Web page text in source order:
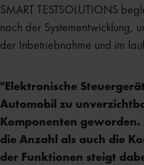
SMART TESTSOLUTIONS
nach der Systementwicklung,
der Inbetriebnahme und im
"Elektronische
Automobil zu
Komponenten geworden.
die Anzahl als auch die
der Funktionen steigt